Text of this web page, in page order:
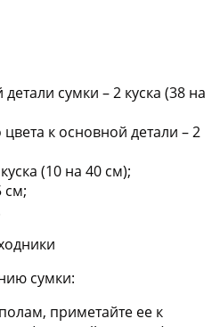
сумки – 2 куска (38 на
к основной детали – 2
(10 на 40 см);
см;
сумки:
приметайте ее к